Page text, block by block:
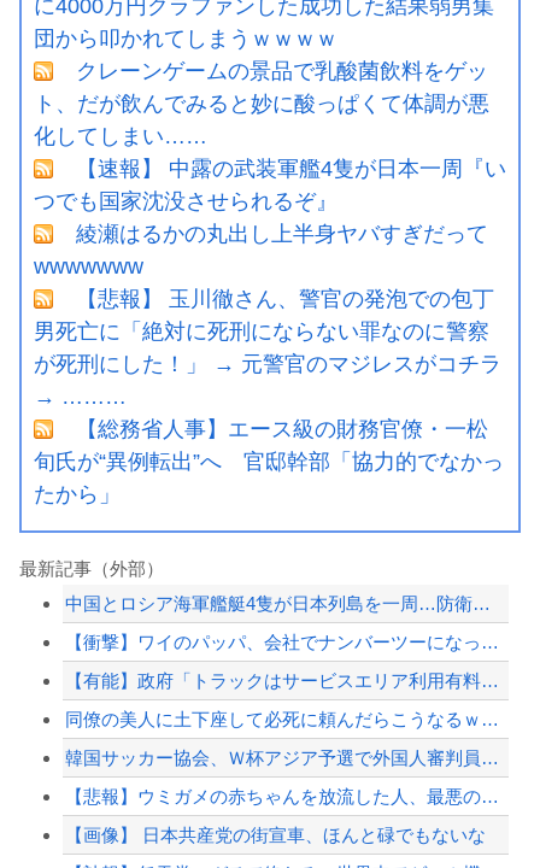
に4000万円クラファンした成功した結果弱男集
団から叩かれてしまうｗｗｗｗ
クレーンゲームの景品で乳酸菌飲料をゲッ
ト、だが飲んでみると妙に酸っぱくて体調が悪
化してしまい……
【速報】 中露の武装軍艦4隻が日本一周『い
つでも国家沈没させられるぞ』
綾瀬はるかの丸出し上半身ヤバすぎだって
wwwwwww
【悲報】 玉川徹さん、警官の発泡での包丁
男死亡に「絶対に死刑にならない罪なのに警察
が死刑にした！」 → 元警官のマジレスがコチラ
→ ………
【総務省人事】エース級の財務官僚・一松
旬氏が“異例転出”へ 官邸幹部「協力的でなかっ
たから」
最新記事（外部）
中国とロシア海軍艦艇4隻が日本列島を一周…防衛省が全航路を公開！
【衝撃】ワイのパッパ、会社でナンバーツーになった結果ｗｗｗｗｗｗｗｗｗｗ
【有能】政府「トラックはサービスエリア利用有料化すればサボらず走るし流問題解決じ...
同僚の美人に土下座して必死に頼んだらこうなるｗｗｗ
韓国サッカー協会、Ｗ杯アジア予選で外国人審判員に性的接待か…韓国放送局が独占報道
【悲報】ウミガメの赤ちゃんを放流した人、最悪の行動だと叩かれるｗｗｗｗ
【画像】 日本共産党の街宣車、ほんと碌でもないな